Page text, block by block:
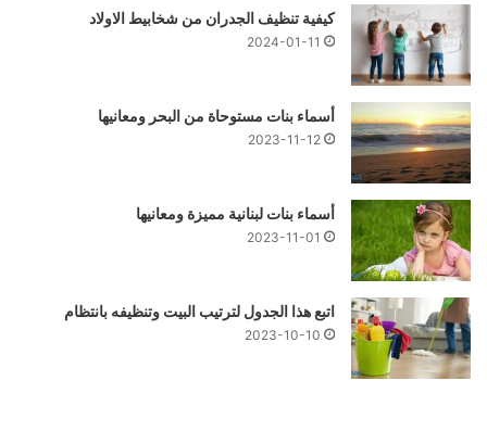
كيفية تنظيف الجدران من شخابيط الاولاد
2024-01-11
أسماء بنات مستوحاة من البحر ومعانيها
2023-11-12
أسماء بنات لبنانية مميزة ومعانيها
2023-11-01
اتبع هذا الجدول لترتيب البيت وتنظيفه بانتظام
2023-10-10